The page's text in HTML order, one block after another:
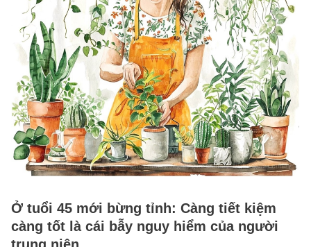
Ở tuổi 45 mới bừng tỉnh: Càng tiết kiệm
càng tốt là cái bẫy nguy hiểm của người